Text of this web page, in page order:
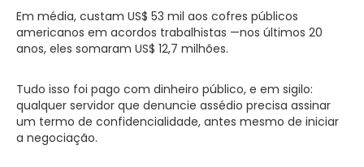
Em média, custam US$ 53 mil aos cofres públicos
americanos em acordos trabalhistas —nos últimos 20
anos, eles somaram US$ 12,7 milhões.
Tudo isso foi pago com dinheiro público, e em sigilo:
qualquer servidor que denuncie assédio precisa assinar
um termo de confidencialidade, antes mesmo de iniciar
a negociação.